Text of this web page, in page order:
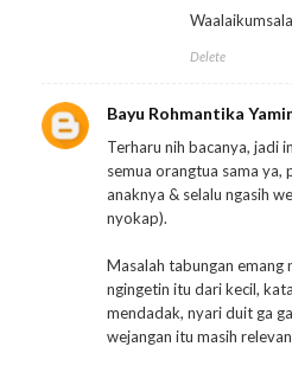
Delete
Bayu Rohmantika
Terharu nih bacanya, jadi
semua orangtua sama
anaknya & selalu ngasih
nyokap).
Masalah tabungan emang
ngingetin itu dari kecil,
mendadak, nyari duit ga
wejangan itu masih